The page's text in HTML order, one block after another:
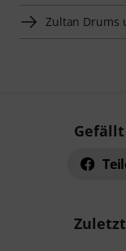
Zultan Drums
Gefällt